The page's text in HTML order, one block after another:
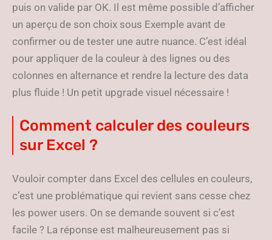
puis on valide par OK. Il est même possible d’afficher
un aperçu de son choix sous Exemple avant de
confirmer ou de tester une autre nuance. C’est idéal
pour appliquer de la couleur à des lignes ou des
colonnes en alternance et rendre la lecture des data
plus fluide ! Un petit upgrade visuel nécessaire !
Comment calculer des couleurs
sur Excel ?
Vouloir compter dans Excel des cellules en couleurs,
c’est une problématique qui revient sans cesse chez
les power users. On se demande souvent si c’est
facile ? La réponse est malheureusement pas si